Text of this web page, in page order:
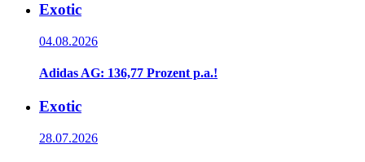
Exotic
04.08.2026
Adidas AG: 136,77 Prozent p.a.!
Exotic
28.07.2026